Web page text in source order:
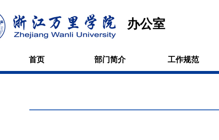
办公室
首页 部门简介 工作规范